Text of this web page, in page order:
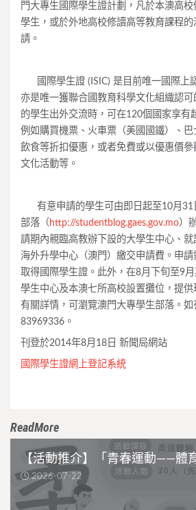
門大專生國際學生證計劃，凡於本澳高
學生，或於外地高校修讀高等教育課程
請。
國際學生證 (ISIC) 是目前唯一國際上
亦是唯一獲聯合國教育科學文化組織認
的學生出外交流時，可在120個國家享有
例如購買機票、火車票（美國國鐵）、巴
飲食等折扣優惠，或者免費或以優惠價
文化活動等。
有意申請的學生可由即日起至10月
部落（ http://studentblog.gaes.gov.mo）
請期內親臨高教辦下設的大學生中心、
海外升學中心（澳門）繳交申請費。申請
取得國際學生證。此外，在8月下旬至9
學生中心及本澳七所高校設置攤位，提供
有關詳情，可瀏覽澳門大專學生部落。
83969336。
刊登於2014年8月18日 新聞局網站
國際學生證網上登記系統
ReadMore
【活動推介】「青春運動——體
2026-07-22